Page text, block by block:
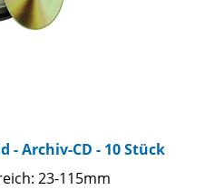
- Archiv-CD - 10 Stück
23-115mm